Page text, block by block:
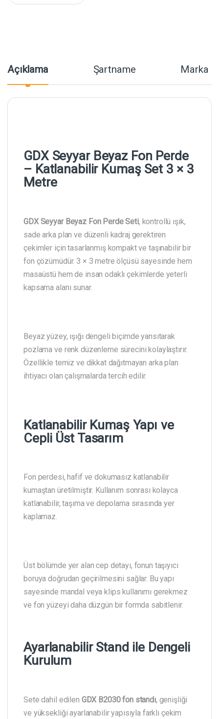
Açıklama Şartname Marka
GDX Seyyar Beyaz Fon Perde
– Katlanabilir Kumaş Set 3 × 3
Metre
GDX Seyyar Beyaz Fon Perde Seti, kontrollü ışık,
sade arka plan ve düzenli kadraj gerektiren
çekimler için tasarlanmış kompakt ve taşınabilir bir
fon çözümüdür. 3 × 3 metre ölçüsü sayesinde hem
masaüstü hem de insan odaklı çekimlerde yeterli
kapsama alanı sunar.
Beyaz yüzey, ışığı dengeli biçimde yansıtarak
pozlama ve renk düzenleme sürecini kolaylaştırır.
Özellikle temiz ve dikkat dağıtmayan arka plan
ihtiyacı olan çalışmalarda tercih edilir.
Katlanabilir Kumaş Yapı ve
Cepli Üst Tasarım
Fon perdesi, hafif ve dokumasız katlanabilir
kumaştan üretilmiştir. Kullanım sonrası kolayca
katlanabilir, taşıma ve depolama sırasında yer
kaplamaz.
Üst bölümde yer alan cep detayı, fonun taşıyıcı
boruya doğrudan geçirilmesini sağlar. Bu yapı
sayesinde mandal veya klips kullanımı gerekmez
ve fon yüzeyi daha düzgün bir formda sabitlenir.
Ayarlanabilir Stand ile Dengeli
Kurulum
Sete dahil edilen GDX B2030 fon standı, genişliği
ve yüksekliği ayarlanabilir yapısıyla farklı çekim